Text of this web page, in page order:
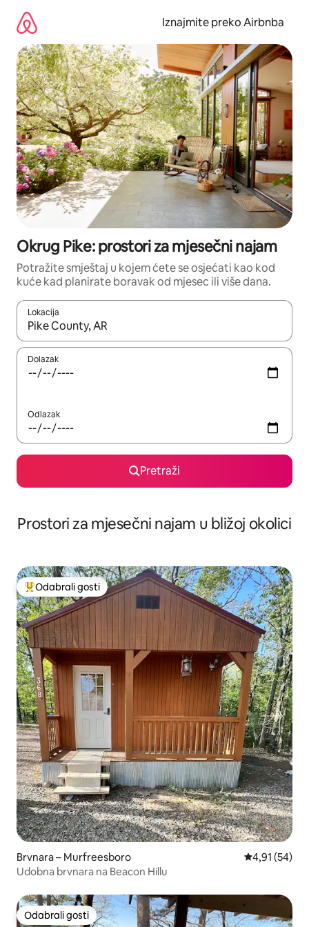
sadržaj
Iznajmite preko Airbnba
Okrug Pike: prostori za mjesečni najam
Potražite smještaj u kojem ćete se osjećati kao kod
kuće kad planirate boravak od mjesec ili više dana.
Lokacija
Kada budu dostupni rezultati, moći ćete ih pregledati
Dolazak
Odlazak
Pretraži
Prostori za mjesečni najam u bližoj okolici
Među najviše rangiranima s oznakom „Odabrali gosti”
Odabrali gosti
Brvnara – Murfreesboro Prosječna
4,91 (54)
Udobna brvnara na Beacon Hillu
Odabrali gosti
Odabrali gosti